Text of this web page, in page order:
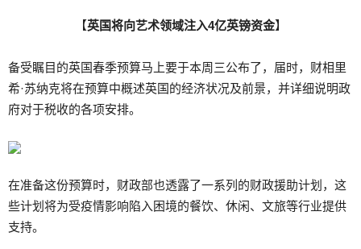
【英国将向艺术领域注入4亿英镑资金】
备受瞩目的英国春季预算马上要于本周三公布了，届时，财相里
希·苏纳克将在预算中概述英国的经济状况及前景，并详细说明政
府对于税收的各项安排。
在准备这份预算时，财政部也透露了一系列的财政援助计划，这
些计划将为受疫情影响陷入困境的餐饮、休闲、文旅等行业提供
支持。